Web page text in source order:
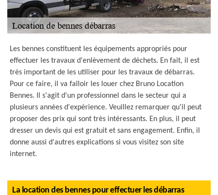
Les bennes constituent les équipements appropriés pour
effectuer les travaux d'enlèvement de déchets. En fait, il est
très important de les utiliser pour les travaux de débarras.
Pour ce faire, il va falloir les louer chez Bruno Location
Bennes. Il s'agit d'un professionnel dans le secteur qui a
plusieurs années d'expérience. Veuillez remarquer qu'il peut
proposer des prix qui sont très intéressants. En plus, il peut
dresser un devis qui est gratuit et sans engagement. Enfin, il
donne aussi d'autres explications si vous visitez son site
internet.
La location des bennes pour effectuer les débarras